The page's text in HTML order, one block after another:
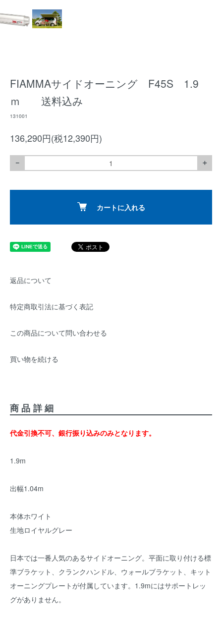
FIAMMAサイドオーニング F45S 1.9
ｍ 送料込み
131001
136,290円(税12,390円)
－ ＋
カートに入れる
返品について
特定商取引法に基づく表記
この商品について問い合わせる
買い物を続ける
商品詳細
代金引換不可、銀行振り込みのみとなります。
1.9m
出幅1.04m
本体ホワイト
生地ロイヤルグレー
日本では一番人気のあるサイドオーニング。平面に取り付ける標
準ブラケット、クランクハンドル、ウォールブラケット、キット
オーニングプレートが付属しています。1.9mにはサポートレッ
グがありません。